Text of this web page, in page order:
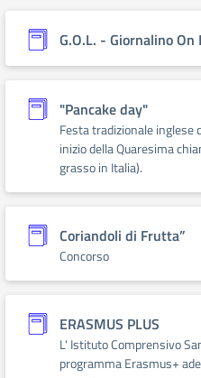
G.O.L. - Giornalino On
"Pancake day"
Festa tradizionale inglese
inizio della Quaresima
grasso in Italia).
Coriandoli di Frutta”
Concorso
ERASMUS PLUS
L' Istituto Comprensivo
programma Erasmus+